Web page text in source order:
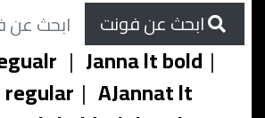
| Janna lt bold |
| AJannat lt